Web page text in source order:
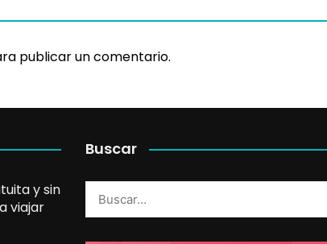
publicar un comentario.
y sin
viajar
Buscar